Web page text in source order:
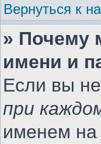
Вернуться к
» Почему
имени и
Если вы
при
именем на